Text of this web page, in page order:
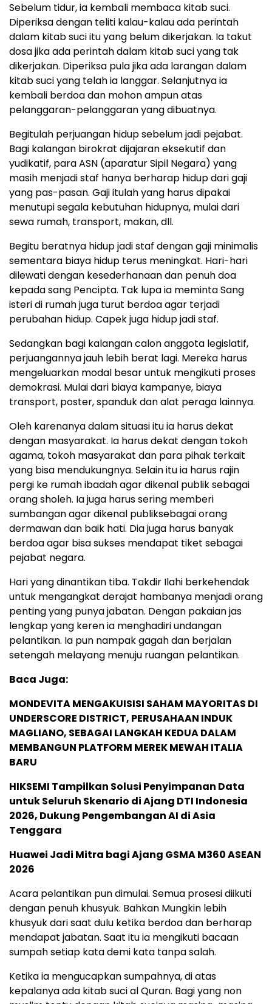
Sebelum tidur, ia kembali membaca kitab suci.
Diperiksa dengan teliti kalau-kalau ada perintah
dalam kitab suci itu yang belum dikerjakan. Ia takut
dosa jika ada perintah dalam kitab suci yang tak
dikerjakan. Diperiksa pula jika ada larangan dalam
kitab suci yang telah ia langgar. Selanjutnya ia
kembali berdoa dan mohon ampun atas
pelanggaran-pelanggaran yang dibuatnya.
Begitulah perjuangan hidup sebelum jadi pejabat.
Bagi kalangan birokrat dijajaran eksekutif dan
yudikatif, para ASN (aparatur Sipil Negara) yang
masih menjadi staf hanya berharap hidup dari gaji
yang pas-pasan. Gaji itulah yang harus dipakai
menutupi segala kebutuhan hidupnya, mulai dari
sewa rumah, transport, makan, dll.
Begitu beratnya hidup jadi staf dengan gaji minimalis
sementara biaya hidup terus meningkat. Hari-hari
dilewati dengan kesederhanaan dan penuh doa
kepada sang Pencipta. Tak lupa ia meminta Sang
isteri di rumah juga turut berdoa agar terjadi
perubahan hidup. Capek juga hidup jadi staf.
Sedangkan bagi kalangan calon anggota legislatif,
perjuangannya jauh lebih berat lagi. Mereka harus
mengeluarkan modal besar untuk mengikuti proses
demokrasi. Mulai dari biaya kampanye, biaya
transport, poster, spanduk dan alat peraga lainnya.
Oleh karenanya dalam situasi itu ia harus dekat
dengan masyarakat. Ia harus dekat dengan tokoh
agama, tokoh masyarakat dan para pihak terkait
yang bisa mendukungnya. Selain itu ia harus rajin
pergi ke rumah ibadah agar dikenal publik sebagai
orang sholeh. Ia juga harus sering memberi
sumbangan agar dikenal publiksebagai orang
dermawan dan baik hati. Dia juga harus banyak
berdoa agar bisa sukses mendapat tiket sebagai
pejabat negara.
Hari yang dinantikan tiba. Takdir Ilahi berkehendak
untuk mengangkat derajat hambanya menjadi orang
penting yang punya jabatan. Dengan pakaian jas
lengkap yang keren ia menghadiri undangan
pelantikan. Ia pun nampak gagah dan berjalan
setengah melayang menuju ruangan pelantikan.
Baca Juga:
MONDEVITA MENGAKUISISI SAHAM MAYORITAS DI
UNDERSCORE DISTRICT, PERUSAHAAN INDUK
MAGLIANO, SEBAGAI LANGKAH KEDUA DALAM
MEMBANGUN PLATFORM MEREK MEWAH ITALIA
BARU
HIKSEMI Tampilkan Solusi Penyimpanan Data
untuk Seluruh Skenario di Ajang DTI Indonesia
2026, Dukung Pengembangan AI di Asia
Tenggara
Huawei Jadi Mitra bagi Ajang GSMA M360 ASEAN
2026
Acara pelantikan pun dimulai. Semua prosesi diikuti
dengan penuh khusyuk. Bahkan Mungkin lebih
khusyuk dari saat dulu ketika berdoa dan berharap
mendapat jabatan. Saat itu ia mengikuti bacaan
sumpah setiap kata demi kata tanpa salah.
Ketika ia mengucapkan sumpahnya, di atas
kepalanya ada kitab suci al Quran. Bagi yang non